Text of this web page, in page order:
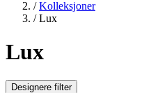
/ Kolleksjoner
/ Lux
Lux
Designere filter